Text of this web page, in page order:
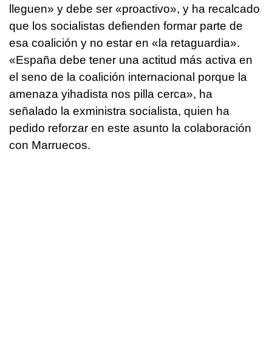
lleguen» y debe ser «proactivo», y ha recalcado
que los socialistas defienden formar parte de
esa coalición y no estar en «la retaguardia».
«España debe tener una actitud más activa en
el seno de la coalición internacional porque la
amenaza yihadista nos pilla cerca», ha
señalado la exministra socialista, quien ha
pedido reforzar en este asunto la colaboración
con Marruecos.